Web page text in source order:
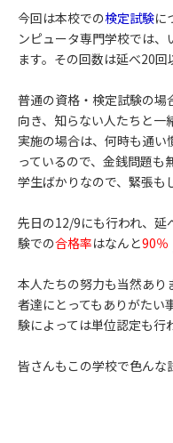
今回は本校での検定試験に
ンピュータ専門学校では
ます。その回数は延べ20
普通の資格・検定試験の場
向き、知らない人たちと一
実施の場合は、何時も通い
っているので、金銭問題も
学生ばかりなので、緊張も
先日の12/9にも行われ、延
験での合格率はなんと90％
本人たちの努力も当然あ
者達にとってもありがたい
験によっては単位認定も行
皆さんもこの学校で色んな